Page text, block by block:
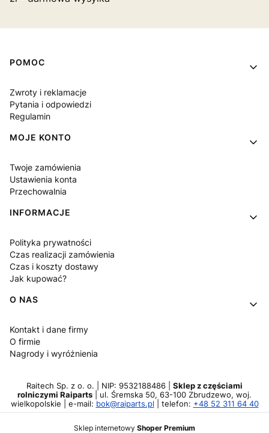
Linki w stopce
POMOC
Zwroty i reklamacje
Pytania i odpowiedzi
Regulamin
MOJE KONTO
Twoje zamówienia
Ustawienia konta
Przechowalnia
INFORMACJE
Polityka prywatności
Czas realizacji zamówienia
Czas i koszty dostawy
Jak kupować?
O NAS
Kontakt i dane firmy
O firmie
Nagrody i wyróżnienia
Raitech Sp. z o. o. | NIP: 9532188486 | Sklep z częściami
rolniczymi Raiparts | ul. Śremska 50, 63-100 Zbrudzewo, woj.
wielkopolskie | e-mail: bok@raiparts.pl | telefon: +48 52 311 64 40
Sklep internetowy Shoper Premium